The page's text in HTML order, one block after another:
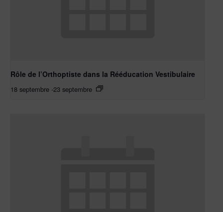
Rôle de l’Orthoptiste dans la Rééducation Vestibulaire
18 septembre -23 septembre